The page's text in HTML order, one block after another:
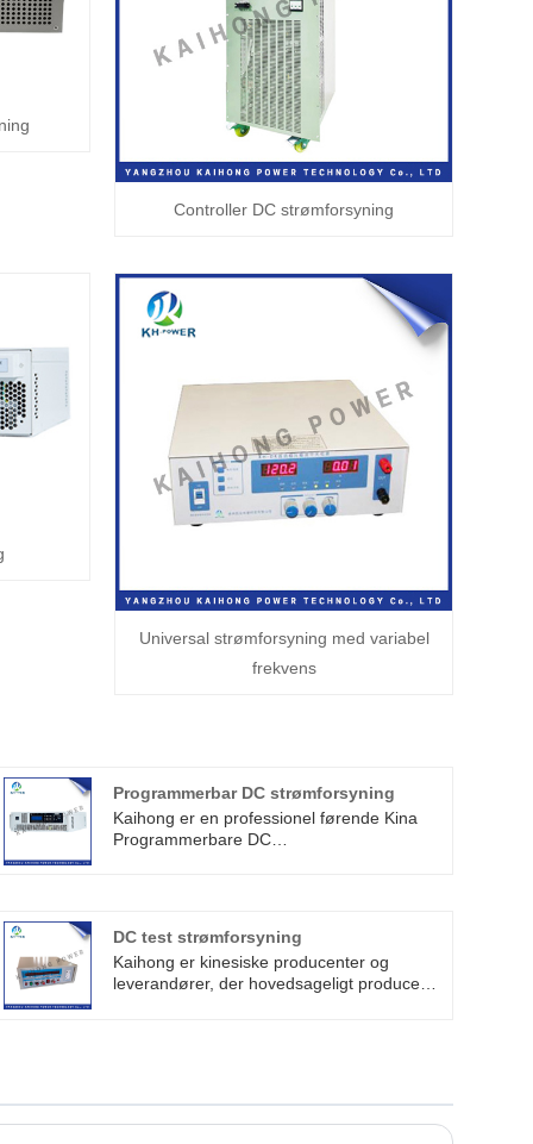
Controller DC strømforsyning
Universal strømforsyning med variabel
frekvens
Programmerbar DC strømforsyning
Kaihong er en professionel førende Kina
Programmerbare DC
højspændingsrørtestældning, kan også
bruges i andre elektroniske komponenters
testældning.
DC test strømforsyning
Kaihong er kinesiske producenter og
leverandører, der hovedsageligt producerer